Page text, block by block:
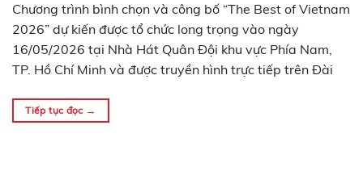
Chương trình bình chọn và công bố “The Best of Vietnam
2026” dự kiến được tổ chức long trọng vào ngày
16/05/2026 tại Nhà Hát Quân Đội khu vực Phía Nam,
TP. Hồ Chí Minh và được truyền hình trực tiếp trên Đài
động…
Tiếp tục đọc →